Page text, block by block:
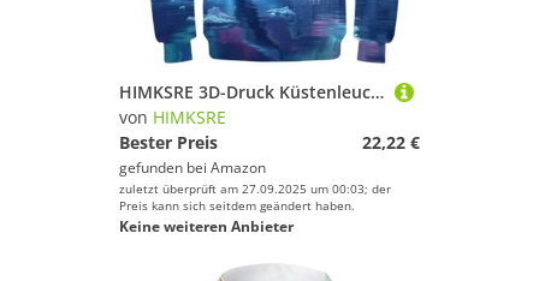
HIMKSRE 3D-Druck Küstenleuchttürme Kinder Hoodie Teen Mädchen Jungen Sweatshirt Tasche Pullover Hoodie for 6-7 Jahre(Style-19,160)
von HIMKSRE
Bester Preis
22,22 €
gefunden bei Amazon
zuletzt überprüft am 27.09.2025 um 00:03; der
Preis kann sich seitdem geändert haben.
Keine weiteren Anbieter